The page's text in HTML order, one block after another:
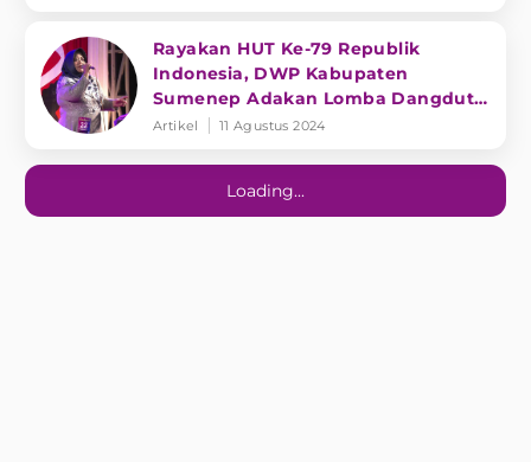
Rayakan HUT Ke-79 Republik
Indonesia, DWP Kabupaten
Sumenep Adakan Lomba Dangdut
Agustusan
Artikel 11 Agustus 2024
Loading...